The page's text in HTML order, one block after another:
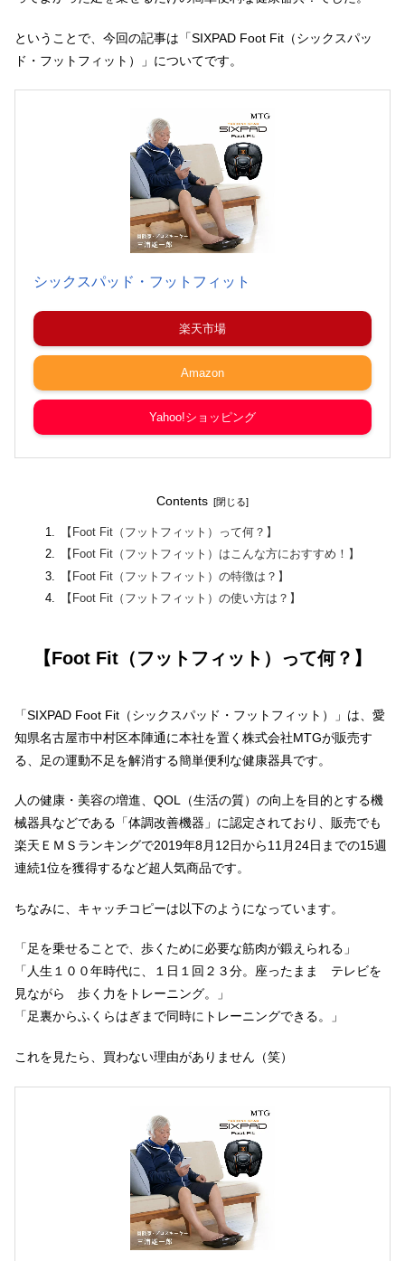
ということで、今回の記事は「SIXPAD Foot Fit（シックスパッ
ド・フットフィット）」についてです。
シックスパッド・フットフィット
楽天市場
Amazon
Yahoo!ショッピング
Contents
【Foot Fit（フットフィット）って何？】
【Foot Fit（フットフィット）はこんな方におすすめ！】
【Foot Fit（フットフィット）の特徴は？】
【Foot Fit（フットフィット）の使い方は？】
【Foot Fit（フットフィット）って何？】
「SIXPAD Foot Fit（シックスパッド・フットフィット）」は、愛
知県名古屋市中村区本陣通に本社を置く株式会社MTGが販売す
る、足の運動不足を解消する簡単便利な健康器具です。
人の健康・美容の増進、QOL（生活の質）の向上を目的とする機
械器具などである「体調改善機器」に認定されており、販売でも
楽天ＥＭＳランキングで2019年8月12日から11月24日までの15週
連続1位を獲得するなど超人気商品です。
ちなみに、キャッチコピーは以下のようになっています。
「足を乗せることで、歩くために必要な筋肉が鍛えられる」
「人生１００年時代に、１日１回２３分。座ったまま テレビを
見ながら 歩く力をトレーニング。」
「足裏からふくらはぎまで同時にトレーニングできる。」
これを見たら、買わない理由がありません（笑）